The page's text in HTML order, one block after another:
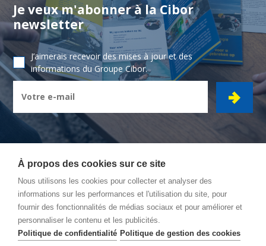
Je veux m'abonner à la Cibor
newsletter
J’aimerais recevoir des mises à jour et des
informations du Groupe Cibor.
CIBOR GROUPE
- Ambachtsstraat 7 - 2450 Meerhout
Itinéraire
Conditions Générales
Politique de confidentialité
À propos des cookies sur ce site
Nous utilisons les cookies pour collecter et analyser des
informations sur les performances et l'utilisation du site, pour
fournir des fonctionnalités de médias sociaux et pour améliorer et
personnaliser le contenu et les publicités.
Politique de confidentialité Politique de gestion des cookies